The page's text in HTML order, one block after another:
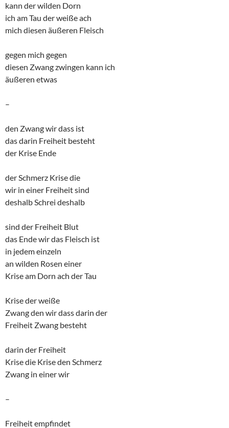
kann der wilden Dorn
ich am Tau der weiße ach
mich diesen äußeren Fleisch
gegen mich gegen
diesen Zwang zwingen kann ich
äußeren etwas
–
den Zwang wir dass ist
das darin Freiheit besteht
der Krise Ende
der Schmerz Krise die
wir in einer Freiheit sind
deshalb Schrei deshalb
sind der Freiheit Blut
das Ende wir das Fleisch ist
in jedem einzeln
an wilden Rosen einer
Krise am Dorn ach der Tau
Krise der weiße
Zwang den wir dass darin der
Freiheit Zwang besteht
darin der Freiheit
Krise die Krise den Schmerz
Zwang in einer wir
–
Freiheit empfindet